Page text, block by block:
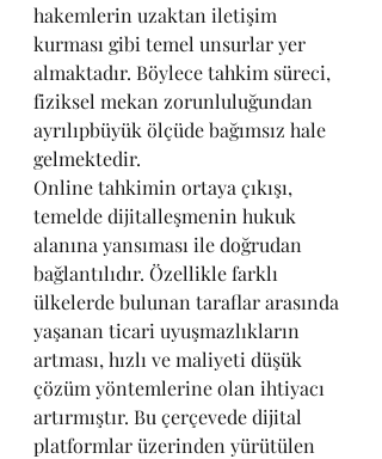
hakemlerin uzaktan iletişim
kurması gibi temel unsurlar yer
almaktadır. Böylece tahkim süreci,
fiziksel mekan zorunluluğundan
ayrılıpbüyük ölçüde bağımsız hale
gelmektedir.
Online tahkimin ortaya çıkışı,
temelde dijitalleşmenin hukuk
alanına yansıması ile doğrudan
bağlantılıdır. Özellikle farklı
ülkelerde bulunan taraflar arasında
yaşanan ticari uyuşmazlıkların
artması, hızlı ve maliyeti düşük
çözüm yöntemlerine olan ihtiyacı
artırmıştır. Bu çerçevede dijital
platformlar üzerinden yürütülen